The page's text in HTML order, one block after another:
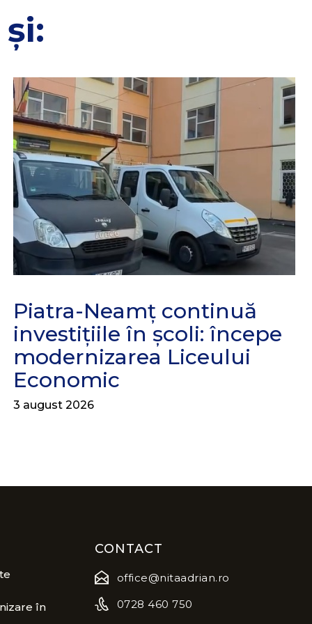
Piatra-Neamț continuă
investițiile în școli: începe
modernizarea Liceului
Economic
3 august 2026
în
CONTACT
office@nitaadrian.ro
0728 460 750